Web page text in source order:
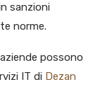
sanzioni
norme.
possono
IT di Dezan